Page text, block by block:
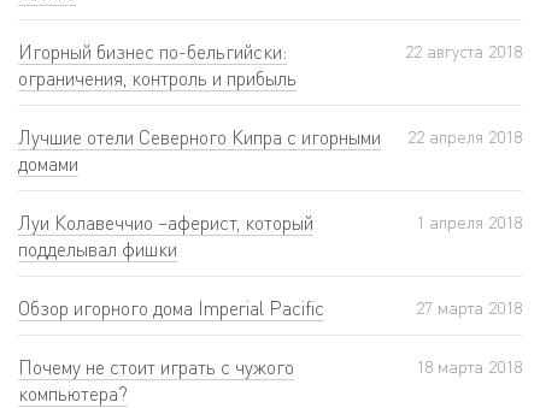
Игорный бизнес по-бельгийски:
ограничения, контроль и прибыль
22 августа 2018
Лучшие отели Северного Кипра с игорными
домами
22 апреля 2018
Луи Колавеччио –аферист, который
подделывал фишки
1 апреля 2018
Обзор игорного дома Imperial Pacific 27 мартa 2018
Почему не стоит играть с чужого
компьютера?
18 мартa 2018